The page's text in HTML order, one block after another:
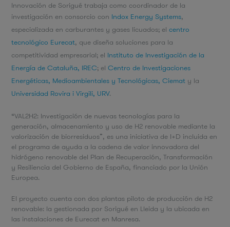
Innovación de Sorigué trabaja como coordinador de la
investigación en consorcio con Indox Energy Systems,
especializada en carburantes y gases licuados; elcentro
tecnológico Eurecat, que diseña soluciones para la
competitividad empresarial; el Instituto de Investigación de la
Energía de Cataluña, IREC; elCentro de Investigaciones
Energéticas, Medioambientales y Tecnológicas, Ciemat y la
Universidad Rovira i Virgili, URV.
“VAL2H2: Investigación de nuevas tecnologías para la
generación, almacenamiento y uso de H2 renovable mediante la
valorización de biorresiduos”, es una iniciativa de I+D incluida en
el programa de ayuda a la cadena de valor innovadora del
hidrógeno renovable del Plan de Recuperación, Transformación
y Resiliencia del Gobierno de España, financiado por la Unión
Europea.
El proyecto cuenta con dos plantas piloto de producción de H2
renovable: la gestionada por Sorigué en Lleida y la ubicada en
las instalaciones de Eurecat en Manresa.